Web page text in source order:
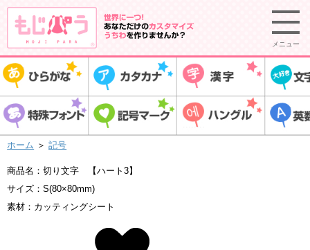
メニュー
ホーム ＞ 記号
商品名：切り文字 【ハート3】
サイズ：S(80×80mm)
素材：カッティングシート